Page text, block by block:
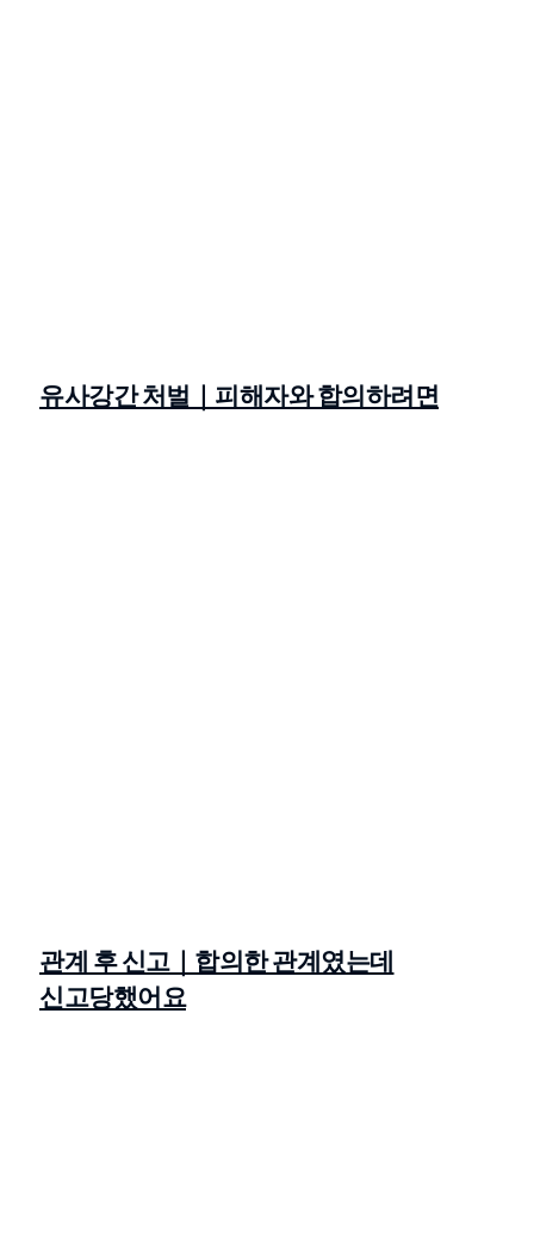
유사강간 처벌｜피해자와 합의하려면
관계 후 신고｜합의한 관계였는데
신고당했어요